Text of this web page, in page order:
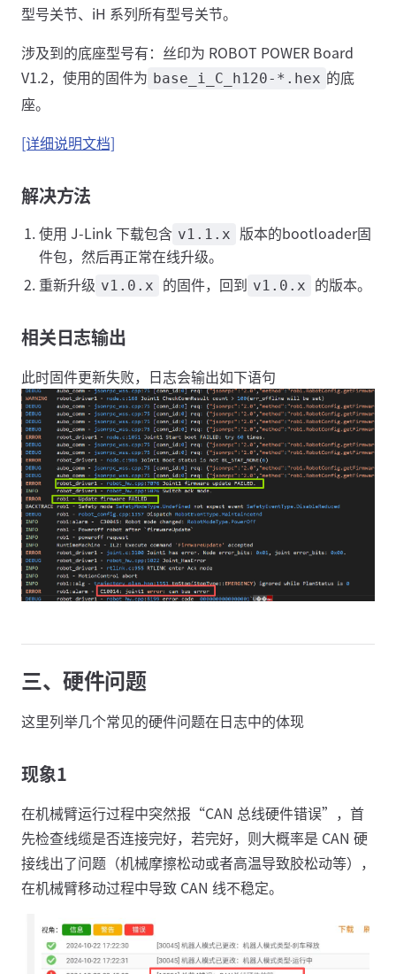
型号关节、iH 系列所有型号关节。
涉及到的底座型号有：丝印为 ROBOT POWER Board
V1.2，使⽤的固件为 base_i_C_h120-*.hex 的底
座。
[详细说明文档]
解决方法
使用 J-Link 下载包含 v1.1.x
版本的bootloader固
件包，然后再正常在线升级。
重新升级 v1.0.x 的固件，回到 v1.0.x 的版本。
相关日志输出
此时固件更新失败，日志会输出如下语句
三、硬件问题
这里列举几个常见的硬件问题在日志中的体现
现象1
在机械臂运行过程中突然报“CAN 总线硬件错误”，首
先检查线缆是否连接完好，若完好，则大概率是 CAN 硬
接线出了问题（机械摩擦松动或者高温导致胶松动等），
在机械臂移动过程中导致 CAN 线不稳定。